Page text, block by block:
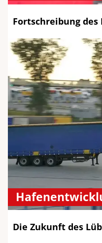
Fortschreibung des
Die Zukunft des